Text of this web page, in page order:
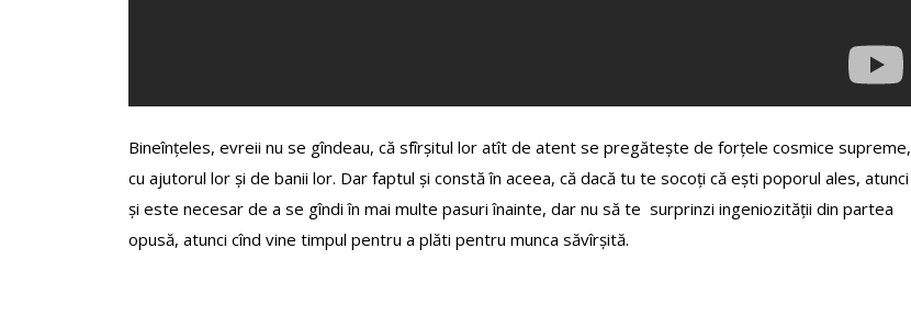
Bineînțeles, evreii nu se gîndeau, că sfîrșitul lor atît de atent se pregătește de forțele cosmice supreme,
cu ajutorul lor și de banii lor. Dar faptul și constă în aceea, că dacă tu te socoți că ești poporul ales, atunci
și este necesar de a se gîndi în mai multe pasuri înainte, dar nu să te surprinzi ingeniozității din partea
opusă, atunci cînd vine timpul pentru a plăti pentru munca săvîrșită.